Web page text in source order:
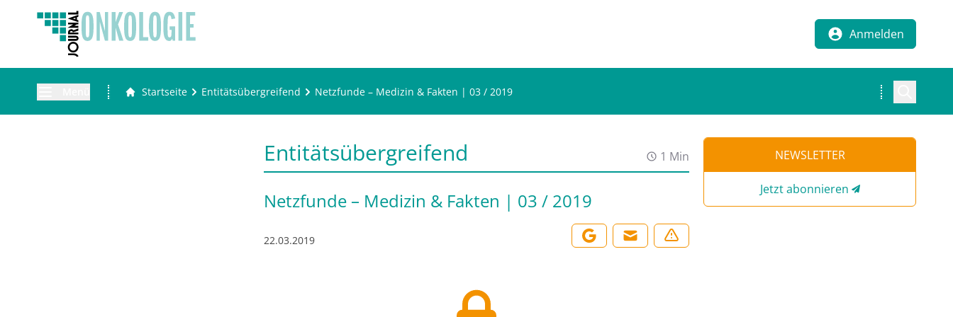
Anmelden
Startseite Entitätsübergreifend Netzfunde – Medizin & Fakten | 03 / 2019
Entitätsübergreifend 1 Min
Netzfunde – Medizin & Fakten | 03 / 2019
22.03.2019
NEWSLETTER
Jetzt abonnieren